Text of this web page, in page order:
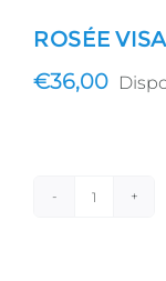
ROSÉE
€36,00